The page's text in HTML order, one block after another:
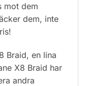
mot dem
dem, inte
Braid, en lina
X8 Braid har
andra